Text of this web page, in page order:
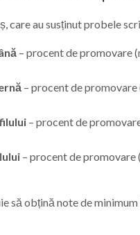
care au susținut probele
– procent de promovare
– procent de promovare
– procent de
– procent de promovare
să obțină note de